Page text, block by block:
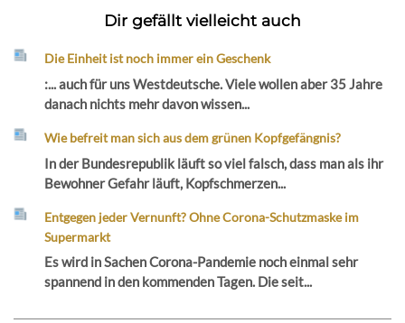
Dir gefällt vielleicht auch
Die Einheit ist noch immer ein Geschenk
:... auch für uns Westdeutsche. Viele wollen aber 35 Jahre
danach nichts mehr davon wissen...
Wie befreit man sich aus dem grünen Kopfgefängnis?
In der Bundesrepublik läuft so viel falsch, dass man als ihr
Bewohner Gefahr läuft, Kopfschmerzen...
Entgegen jeder Vernunft? Ohne Corona-Schutzmaske im
Supermarkt
Es wird in Sachen Corona-Pandemie noch einmal sehr
spannend in den kommenden Tagen. Die seit...